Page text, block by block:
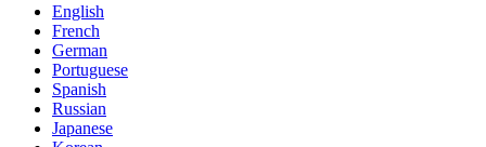
English
French
German
Portuguese
Spanish
Russian
Japanese